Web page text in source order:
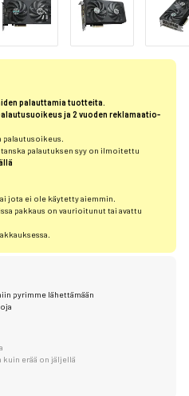
palauttamia tuotteita.
ja 2 vuoden reklamaatio-
palautuksen syy on ilmoitettu
jota ei ole käytetty aiemmin.
pakkaus on vaurioitunut tai avattu
pyrimme lähettämään
kuin erää on jäljellä